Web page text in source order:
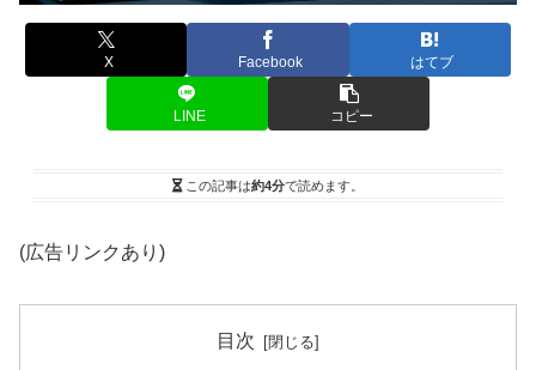
X Facebook はてブ
LINE コピー
この記事は約4分で読めます。
(広告リンクあり)
目次